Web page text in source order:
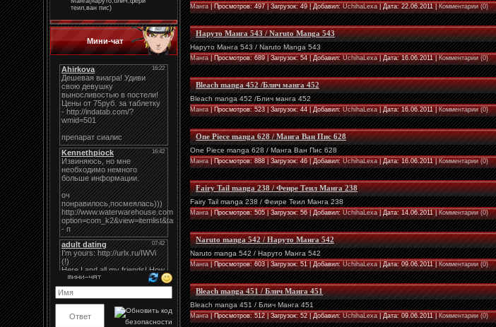
теил,ван пис)
Мини-чат
Манга| Просмотров: 497 | Загрузок: 49 | Добавил:UchihaLexa| Дата:22.06.2011|Комментарии (0)
Наруто Манга 543 / Naruto Manga 543
Наруто Манга 543 / Naruto Manga 543
Манга| Просмотров: 689 | Загрузок: 54 | Добавил:UchihaLexa| Дата:16.06.2011|Комментарии (0)
Bleach manga 452 /Блич манга 452
Bleach manga 452 /Блич манга 452
Манга| Просмотров: 523 | Загрузок: 44 | Добавил:UchihaLexa| Дата:16.06.2011|Комментарии (0)
One Piece manga 628 / Манга Ван Пис 628
One Piece manga 628 / Манга Ван Пис 628
Манга| Просмотров: 888 | Загрузок: 46 | Добавил:UchihaLexa| Дата:16.06.2011|Комментарии (0)
Fairy Tail manga 238 / Феире Теил Манга 238
Fairy Tail manga 238 / Феире Теил Манга 238
Манга| Просмотров: 505 | Загрузок: 56 | Добавил:UchihaLexa| Дата:14.06.2011|Комментарии (0)
Naruto manga 542 / Наруто Манга 542
Naruto manga 542 / Наруто Манга 542
Манга| Просмотров: 603 | Загрузок: 51 | Добавил:UchihaLexa| Дата:09.06.2011|Комментарии (0)
Bleach manga 451 / Блич Манга 451
Bleach manga 451 / Блич Манга 451
Манга| Просмотров: 512 | Загрузок: 52 | Добавил:UchihaLexa| Дата:09.06.2011|Комментарии (0)